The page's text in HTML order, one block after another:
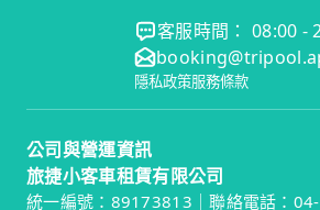
客服時間： 08:00 -
隱私政策服務條款
公司與營運資訊
旅捷小客車租賃有限公司
統一編號：89173813｜聯絡電話：